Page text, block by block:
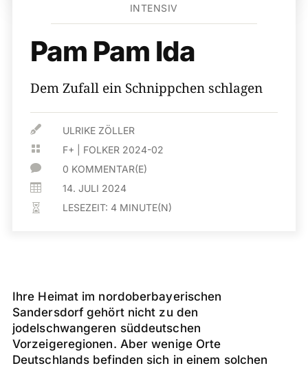
INTENSIV
Pam Pam Ida
Dem Zufall ein Schnippchen schlagen
 ULRIKE ZÖLLER
 F+ FOLKER 2024-02
 0 KOMMENTAR(E)
 14. JULI 2024
 LESEZEIT: 4 MINUTE(N)
Ihre Heimat im nordoberbayerischen
Sandersdorf gehört nicht zu den
jodelschwangeren süddeutschen
Vorzeigeregionen. Aber wenige Orte
Deutschlands befinden sich in einem solchen